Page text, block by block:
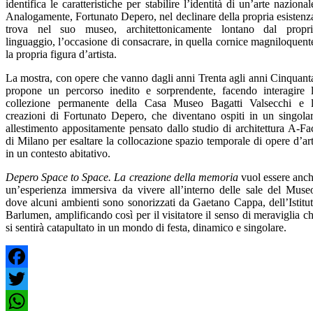
identifica le caratteristiche per stabilire l’identità di un’arte
Analogamente, Fortunato Depero, nel declinare della propria
trova nel suo museo, architettonicamente lontano dal
linguaggio, l’occasione di consacrare, in quella cornice
la propria figura d’artista.
La mostra, con opere che vanno dagli anni Trenta agli anni
propone un percorso inedito e sorprendente, facendo interagire
collezione permanente della Casa Museo Bagatti Valsecchi e
creazioni di Fortunato Depero, che diventano ospiti in un
allestimento appositamente pensato dallo studio di architettura A-
di Milano per esaltare la collocazione spazio temporale di opere
in un contesto abitativo.
Depero Space to Space. La creazione della memoriavuol essere
un’esperienza immersiva da vivere all’interno delle sale del
dove alcuni ambienti sono sonorizzati da Gaetano Cappa,
Barlumen, amplificando così per il visitatore il senso di meraviglia
si sentirà catapultato in un mondo di festa, dinamico e singolare.
Facebook
Twitter